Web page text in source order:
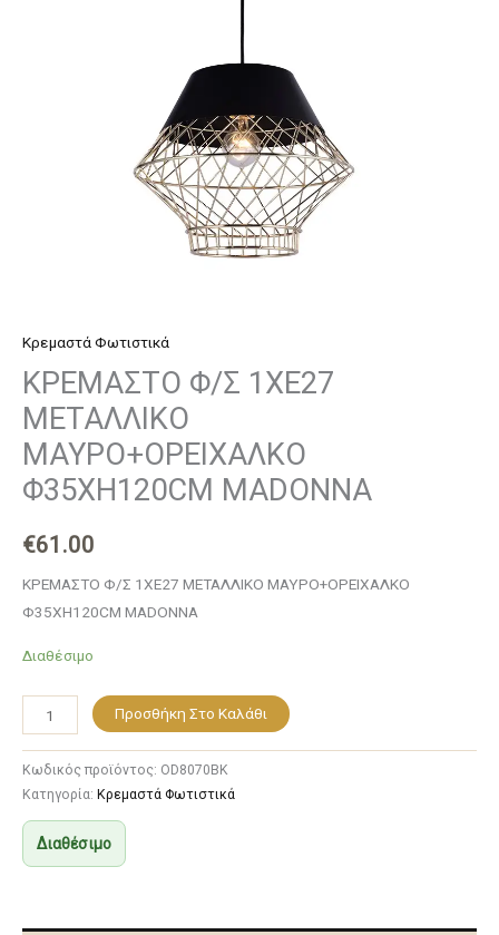
Κρεμαστά Φωτιστικά
ΚΡΕΜΑΣΤΟ Φ/Σ 1ΧΕ27
ΜΕΤΑΛΛΙΚΟ
ΜΑΥΡΟ+ΟΡΕΙΧΑΛΚΟ
Φ35ΧΗ120CM MADONNA
€61.00
ΚΡΕΜΑΣΤΟ Φ/Σ 1ΧΕ27 ΜΕΤΑΛΛΙΚΟ ΜΑΥΡΟ+ΟΡΕΙΧΑΛΚΟ
Φ35ΧΗ120CM MADONNA
Διαθέσιμο
Προσθήκη Στο Καλάθι
Κωδικός προϊόντος: OD8070BK
Κατηγορία: Κρεμαστά Φωτιστικά
Διαθέσιμο